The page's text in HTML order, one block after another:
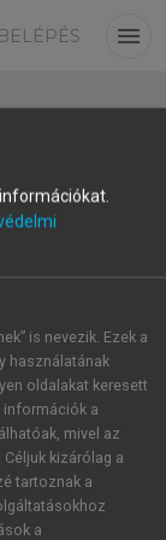
BELÉPÉS menu
with
Model
from the
the eight
4.
,
positive
is nevezik. Ezek a
használatának
oldalakat keresett
információk a
mivel az
kizárólag a
tartoznak a
a